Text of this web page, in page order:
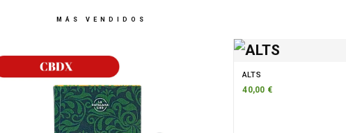
MÁS VENDIDOS
ALTS
40,00 €